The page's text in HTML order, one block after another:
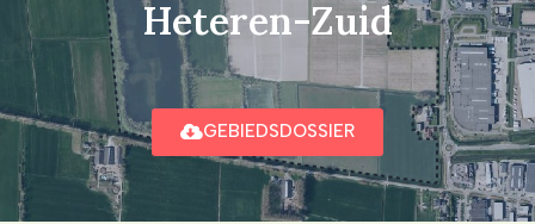
Heteren-Zuid
GEBIEDSDOSSIER